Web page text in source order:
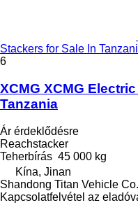
Stackers for Sale In
6
XCMG XCMG
Tanzania
Ár érdeklődésre
Reachstacker
Teherbírás 45 000 kg
Kína, Jinan
Shandong Titan Vehicle
Kapcsolatfelvétel az